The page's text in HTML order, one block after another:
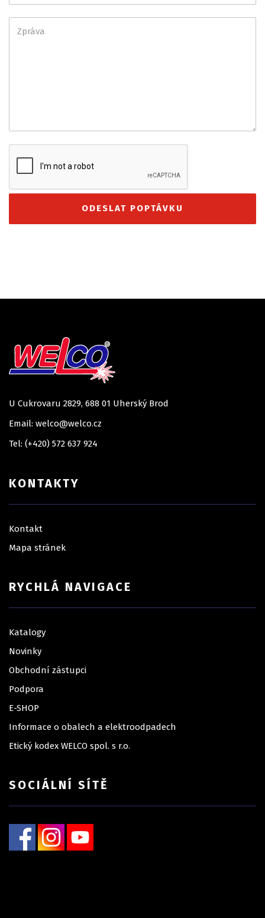
U Cukrovaru 2829, 688 01 Uherský Brod
Email: welco@welco.cz
Tel: (+420) 572 637 924
KONTAKTY
Kontakt
Mapa stránek
RYCHLÁ NAVIGACE
Katalogy
Novinky
Obchodní zástupci
Podpora
E-SHOP
Informace o obalech a elektroodpadech
Etický kodex WELCO spol. s r.o.
SOCIÁLNÍ SÍTĚ